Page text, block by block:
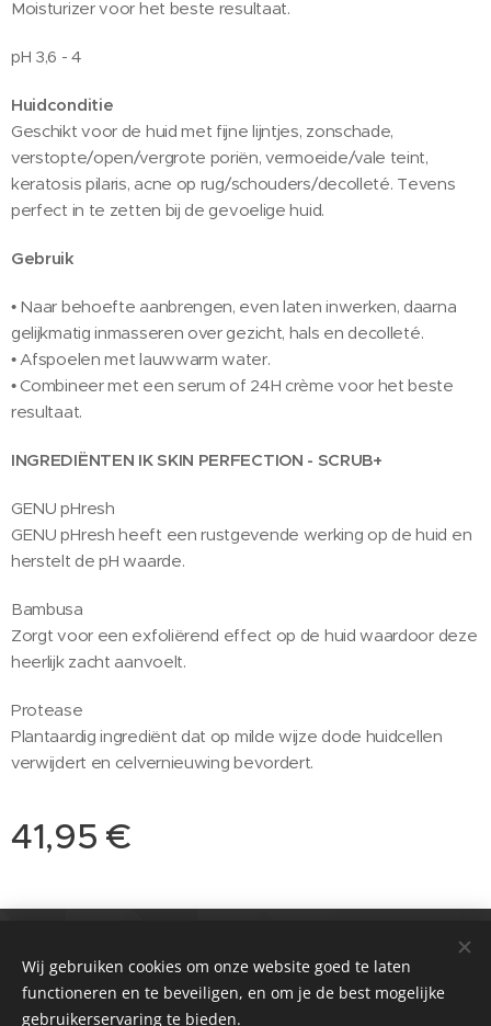
Moisturizer voor het beste resultaat.
pH 3,6 - 4
Huidconditie
Geschikt voor de huid met fijne lijntjes, zonschade,
verstopte/open/vergrote poriën, vermoeide/vale teint,
keratosis pilaris, acne op rug/schouders/decolleté. Tevens
perfect in te zetten bij de gevoelige huid.
Gebruik
• Naar behoefte aanbrengen, even laten inwerken, daarna
gelijkmatig inmasseren over gezicht, hals en decolleté.
• Afspoelen met lauwwarm water.
• Combineer met een serum of 24H crème voor het beste
resultaat.
INGREDIËNTEN IK SKIN PERFECTION - SCRUB+
GENU pHresh
GENU pHresh heeft een rustgevende werking op de huid en
herstelt de pH waarde.
Bambusa
Zorgt voor een exfoliërend effect op de huid waardoor deze
heerlijk zacht aanvoelt.
Protease
Plantaardig ingrediënt dat op milde wijze dode huidcellen
verwijdert en celvernieuwing bevordert.
41,95 €
Passie huidverbetering & Meer
Zwolle & Balk
Cookies
Wij gebruiken cookies om onze website goed te laten
functioneren en te beveiligen, en om je de best mogelijke
gebruikerservaring te bieden.